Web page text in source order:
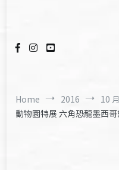
Home 2016 10 月
動物園特展 六角恐龍墨西